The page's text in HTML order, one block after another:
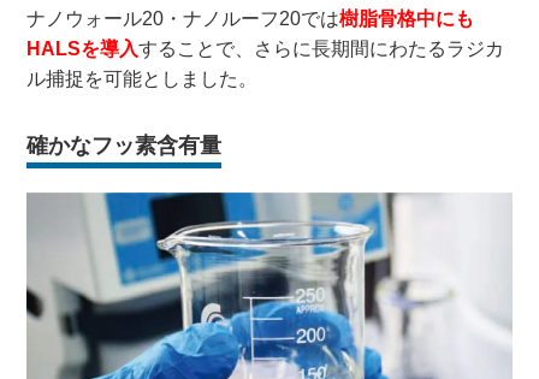
ナノウォール20・ナノルーフ20では樹脂骨格中にも
HALSを導入することで、さらに長期間にわたるラジカ
ル捕捉を可能としました。
確かなフッ素含有量